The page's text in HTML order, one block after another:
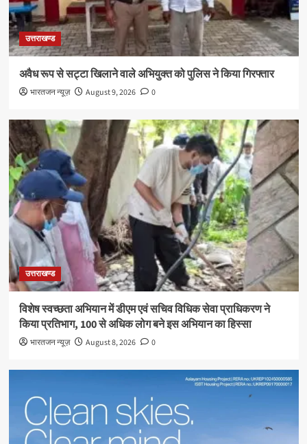
उत्तराखण्ड
अवैध रूप से सट्टा खिलाने वाले अभियुक्त को पुलिस ने किया गिरफ्तार
भारतजन न्यूज़ August 9, 2026 0
उत्तराखण्ड
विशेष स्वच्छता अभियान में डीएम एवं सचिव विधिक सेवा प्राधिकरण ने
किया प्रतिभाग, 100 से अधिक लोग बने इस अभियान का हिस्सा
भारतजन न्यूज़ August 8, 2026 0